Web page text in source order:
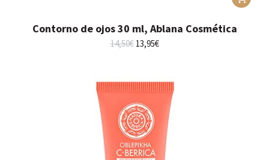
Contorno de ojos 30 ml, Ablana Cosmética
14,50€ El
era:
14,50€.
13,95€El
es:
13,95€.